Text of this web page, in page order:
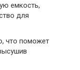
емкость,
для
что поможет